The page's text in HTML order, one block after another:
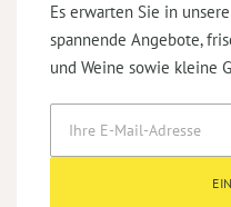
Es erwarten Sie in
spannende Angebote,
und Weine sowie kleine